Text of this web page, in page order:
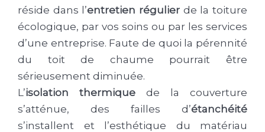
réside dans l’entretien régulier de la toiture
écologique, par vos soins ou par les services
d’une entreprise. Faute de quoi la pérennité
du toit de chaume pourrait être
sérieusement diminuée.
L’isolation thermique de la couverture
s’atténue, des failles d’étanchéité
s’installent et l’esthétique du matériau